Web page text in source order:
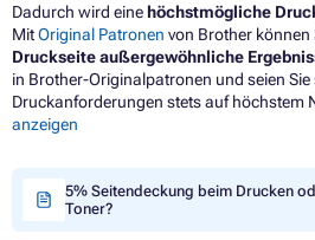
Dadurch wird eine höchstmögliche
MitOriginal Patronen von Brother können
Druckseite außergewöhnliche
in Brother-Originalpatronen und seien
Druckanforderungen stets auf höchstem
anzeigen
5% Seitendeckung beim Drucken
Toner?